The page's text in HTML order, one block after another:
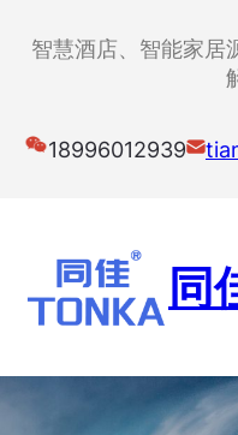
智慧酒店、智能家居
18996012939
同